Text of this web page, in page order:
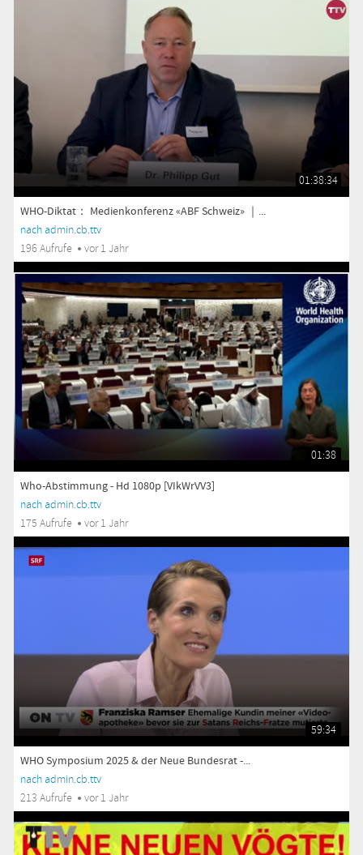
01:38:34
WHO-Diktat： Medienkonferenz «ABF Schweiz» ｜...
nach admin.cb.ttv
196 Aufrufe
vor 1 Jahr
01:38
Who-Abstimmung - Hd 1080p [VIkWrVV3]
nach admin.cb.ttv
175 Aufrufe
vor 1 Jahr
59:34
WHO Symposium 2025 & der Neue Bundesrat -...
nach admin.cb.ttv
213 Aufrufe
vor 1 Jahr